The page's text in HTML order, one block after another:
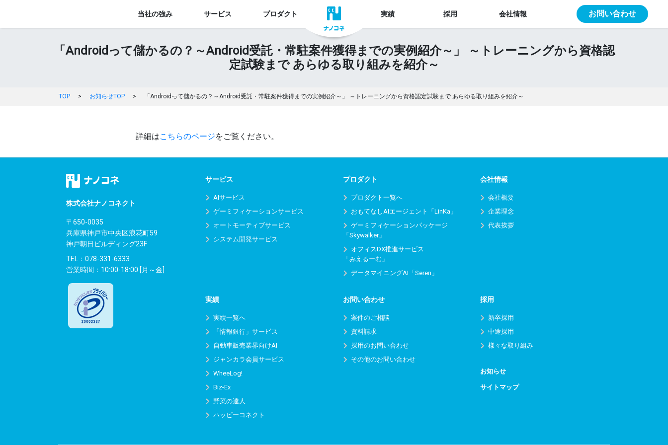
当社の強み サービス プロダクト 実績 採用 会社情報 お問い合わせ
「Androidって儲かるの？～Android受託・常駐案件獲得までの実例紹介～」 ～トレーニングから資格認
定試験まで あらゆる取り組みを紹介～
TOP > お知らせTOP > 「Androidって儲かるの？～Android受託・常駐案件獲得までの実例紹介～」 ～トレーニングから資格認定試験まで あらゆる取り組みを紹介～
詳細はこちらのページをご覧ください。
株式会社ナノコネクト
〒650-0035
兵庫県神戸市中央区浪花町59
神戸朝日ビルディング23F
TEL： 078-331-6333
営業時間：10:00-18:00 [月～金]
サービス
AIサービス
ゲーミフィケーションサービス
オートモーティブサービス
システム開発サービス
プロダクト
プロダクト一覧へ
おもてなしAIエージェント「LinKa」
ゲーミフィケーションパッケージ
「Skywalker」
オフィスDX推進サービス
「みえるーむ」
データマイニングAI「Seren」
会社情報
会社概要
企業理念
代表挨拶
実績
実績一覧へ
「情報銀行」サービス
自動車販売業界向けAI
ジャンカラ会員サービス
WheeLog!
Biz-Ex
野菜の達人
ハッピーコネクト
お問い合わせ
案件のご相談
資料請求
採用のお問い合わせ
その他のお問い合わせ
採用
新卒採用
中途採用
様々な取り組み
お知らせ
サイトマップ